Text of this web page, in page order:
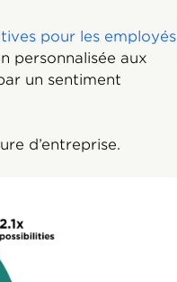
pour les employés
personnalisée aux
un sentiment
d’entreprise.